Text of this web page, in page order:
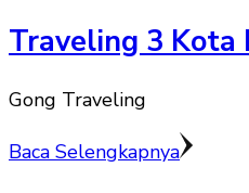
Traveling 3 Kota
Gong Traveling
Baca Selengkapnya